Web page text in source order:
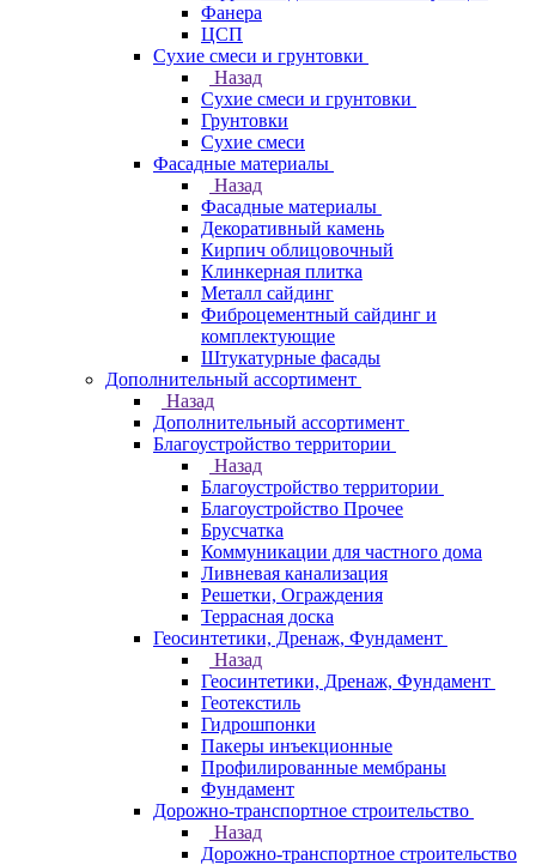
Фанера
ЦСП
Сухие смеси и грунтовки
Назад
Сухие смеси и грунтовки
Грунтовки
Сухие смеси
Фасадные материалы
Назад
Фасадные материалы
Декоративный камень
Кирпич облицовочный
Клинкерная плитка
Металл сайдинг
Фиброцементный сайдинг и
комплектующие
Штукатурные фасады
Дополнительный ассортимент
Назад
Дополнительный ассортимент
Благоустройство территории
Назад
Благоустройство территории
Благоустройство Прочее
Брусчатка
Коммуникации для частного дома
Ливневая канализация
Решетки, Ограждения
Террасная доска
Геосинтетики, Дренаж, Фундамент
Назад
Геосинтетики, Дренаж, Фундамент
Геотекстиль
Гидрошпонки
Пакеры инъекционные
Профилированные мембраны
Фундамент
Дорожно-транспортное строительство
Назад
Дорожно-транспортное строительство